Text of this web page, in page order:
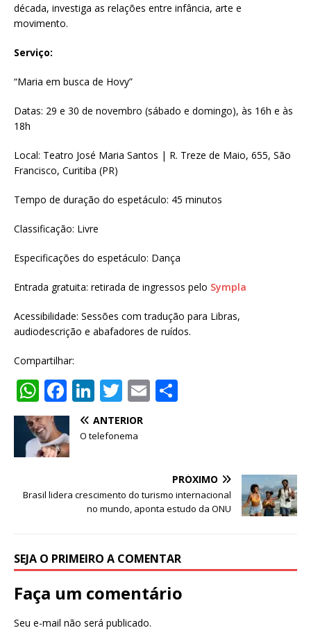
década, investiga as relações entre infância, arte e
movimento.
Serviço:
“Maria em busca de Hovy”
Datas: 29 e 30 de novembro (sábado e domingo), às 16h e às
18h
Local: Teatro José Maria Santos | R. Treze de Maio, 655, São
Francisco, Curitiba (PR)
Tempo de duração do espetáculo: 45 minutos
Classificação: Livre
Especificações do espetáculo: Dança
Entrada gratuita: retirada de ingressos pelo Sympla
Acessibilidade: Sessões com tradução para Libras,
audiodescrição e abafadores de ruídos.
Compartilhar:
W
h
at
s
p
F
a
c
e
o
Li
n
k
n
T
w
it
E
ANTERIOR
O telefonema
PRÓXIMO
Brasil lidera crescimento do turismo internacional
no mundo, aponta estudo da ONU
SEJA O PRIMEIRO A COMENTAR
Faça um comentário
Seu e-mail não será publicado.